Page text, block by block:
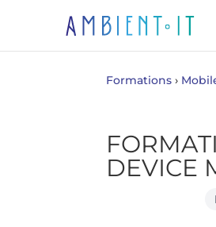
Formations ›
DEVICE